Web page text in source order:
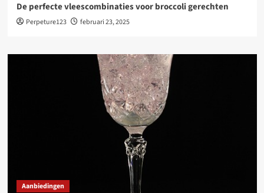
De perfecte vleescombinaties voor broccoli gerechten
Perpeture123 februari 23, 2025
Aanbiedingen